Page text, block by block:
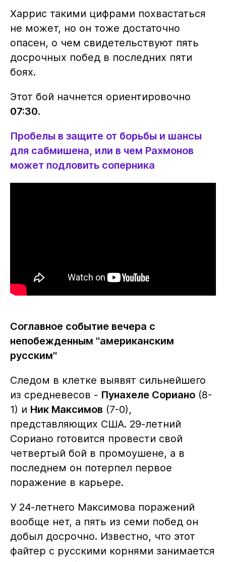
Харрис такими цифрами похвастаться
не может, но он тоже достаточно
опасен, о чем свидетельствуют пять
досрочных побед в последних пяти
боях.
Этот бой начнется ориентировочно
07:30.
Пробелы в защите от борьбы и шансы
для сабмишена, или в чем Рахмонов
может подловить соперника
Соглавное событие вечера с
непобежденным "американским
русским"
Следом в клетке выявят сильнейшего
из средневесов - Пунахеле Сориано(8-
1) и Ник Максимов (7-0),
представляющих США. 29-летний
Сориано готовится провести свой
четвертый бой в промоушене, а в
последнем он потерпел первое
поражение в карьере.
У 24-летнего Максимова поражений
вообще нет, а пять из семи побед он
добыл досрочно. Известно, что этот
файтер с русскими корнями занимается